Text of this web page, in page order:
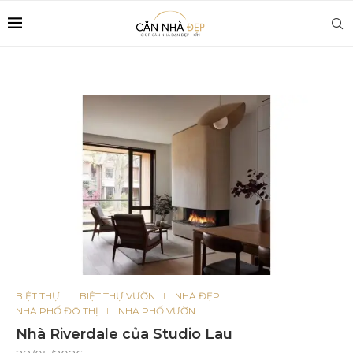
BIỆT THỰ BIỆT THỰ VƯỜN
NHÀ ĐẸP
NHÀ PHỐ ĐÔ THỊ
NHÀ PHỐ VƯỜN
Nhà Riverdale của Studio Lau